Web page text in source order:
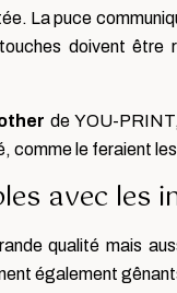
La puce
doivent
de YOU-
comme le feraient
avec
qualité mais
également